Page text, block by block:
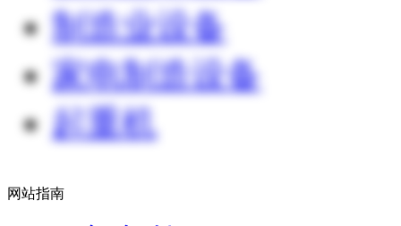
制造业设备
家电制造设备
起重机
网站指南